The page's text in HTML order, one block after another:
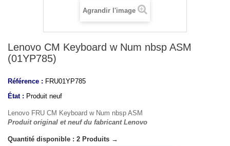
Agrandir l'image
Lenovo CM Keyboard w Num nbsp ASM
(01YP785)
Référence : FRU01YP785
État : Produit neuf
Lenovo FRU CM Keyboard w Num nbsp ASM
Produit original et neuf du fabricant Lenovo
Quantité disponible : 2 Produits →